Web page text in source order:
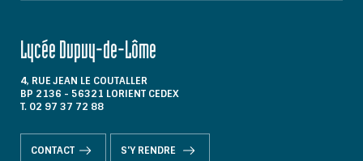
Lycée Dupuy-de-Lôme
4, RUE JEAN LE COUTALLER
BP 2136 - 56321 LORIENT CEDEX
T. 02 97 37 72 88
CONTACT S'Y RENDRE